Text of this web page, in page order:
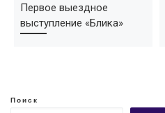
Первое выездное
выступление «Блика»
Поиск